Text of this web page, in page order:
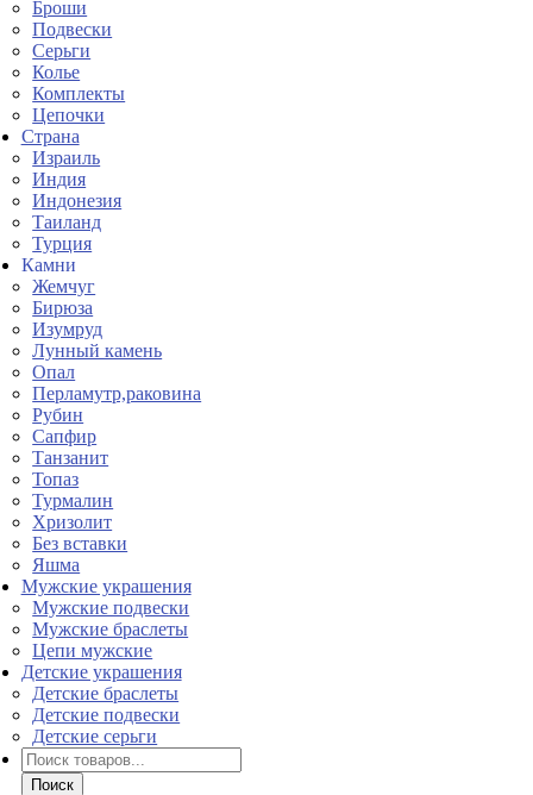
Броши
Подвески
Серьги
Колье
Комплекты
Цепочки
Страна
Израиль
Индия
Индонезия
Таиланд
Турция
Камни
Жемчуг
Бирюза
Изумруд
Лунный камень
Опал
Перламутр,раковина
Рубин
Сапфир
Танзанит
Топаз
Турмалин
Хризолит
Без вставки
Яшма
Мужские украшения
Мужские подвески
Мужские браслеты
Цепи мужские
Детские украшения
Детские браслеты
Детские подвески
Детские серьги
Поиск
товаров
Поиск